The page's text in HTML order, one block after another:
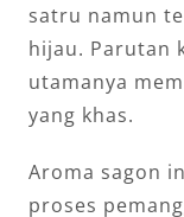
satru namun
hijau. Parutan
utamanya
yang khas.
Aroma sagon
proses